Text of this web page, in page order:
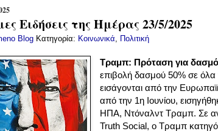
Ειδήσεις της Ημέρας 23/5/2025
Blog Κατηγορία: Κοινωνικά Πολιτική
Τραμπ: Πρόταση για
επιβολή δασμού 50% σε όλα
εισάγονται από την
από την 1η Ιουνίου,
ΗΠΑ, Ντόναλντ Τραμπ. Σε
Truth Social, ο Τραμπ